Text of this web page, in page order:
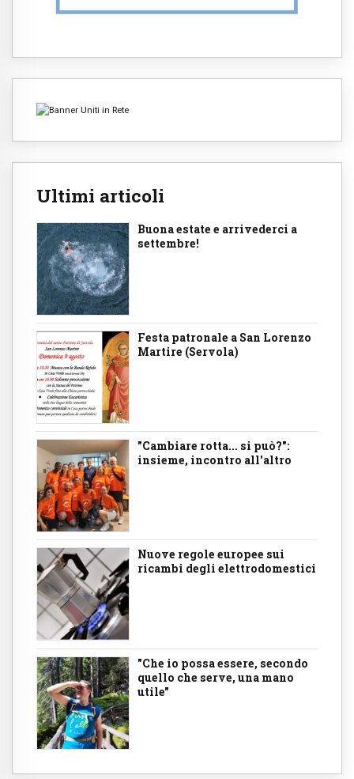
Ultimi articoli
Buona estate e arrivederci a
settembre!
Festa patronale a San Lorenzo
Martire (Servola)
"Cambiare rotta... si può?":
insieme, incontro all'altro
Nuove regole europee sui
ricambi degli elettrodomestici
"Che io possa essere, secondo
quello che serve, una mano
utile"